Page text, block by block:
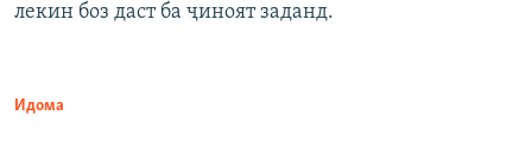
лекин боз даст ба ҷиноят заданд.
Идома